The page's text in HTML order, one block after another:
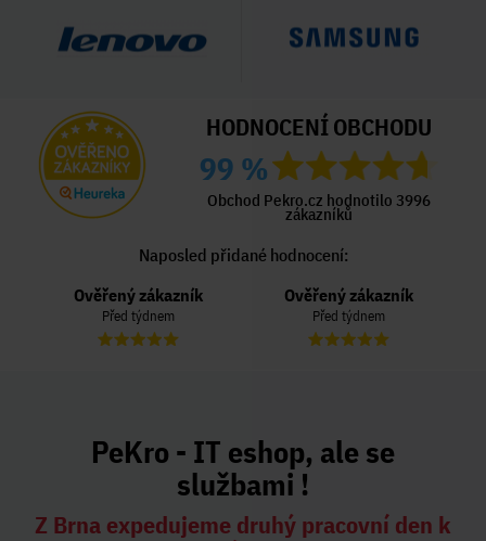
HODNOCENÍ OBCHODU
99 %
Obchod Pekro.cz hodnotilo 3996
zákazníků
Naposled přidané hodnocení:
Ověřený zákazník
Před týdnem
Ověřený zákazník
Před týdnem
PeKro - IT eshop, ale se
službami !
Z Brna expedujeme druhý pracovní den k